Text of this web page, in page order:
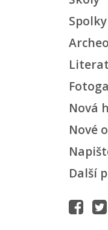
Spolky
Nová
Nové
Další